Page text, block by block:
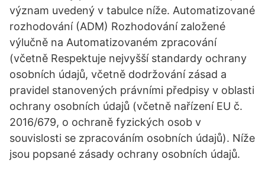
význam uvedený v tabulce níže. Automatizované
rozhodování (ADM) Rozhodování založené
výlučně na Automatizovaném zpracování
(včetně Respektuje nejvyšší standardy ochrany
osobních údajů, včetně dodržování zásad a
pravidel stanovených právními předpisy v oblasti
ochrany osobních údajů (včetně nařízení EU č.
2016/679, o ochraně fyzických osob v
souvislosti se zpracováním osobních údajů). Níže
jsou popsané zásady ochrany osobních údajů.